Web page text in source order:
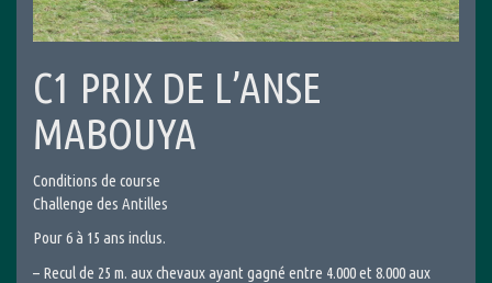
C1 PRIX DE L’ANSE
MABOUYA
Conditions de course
Challenge des Antilles
Pour 6 à 15 ans inclus.
– Recul de 25 m. aux chevaux ayant gagné entre 4.000 et 8.000 aux